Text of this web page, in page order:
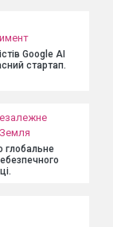
Google AI
стартап.
Земля
глобальне